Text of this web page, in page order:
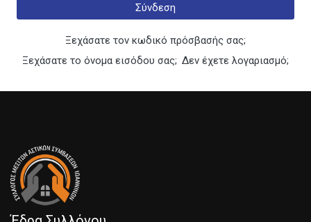
Σύνδεση
Ξεχάσατε τον κωδικό πρόσβασής σας;
Ξεχάσατε το όνομα εισόδου σας; Δεν έχετε λογαριασμό;